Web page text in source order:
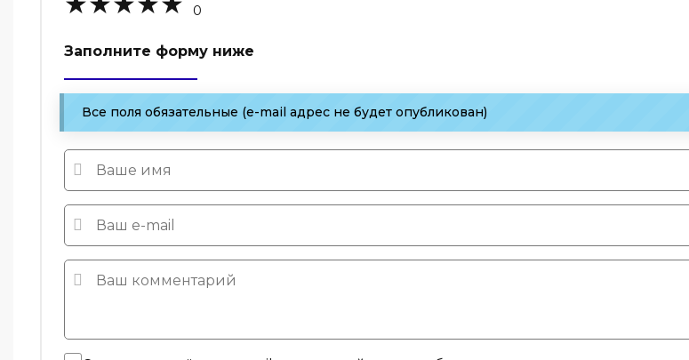
0
Заполните форму ниже
Все поля обязательные (e-mail адрес не будет опубликован)